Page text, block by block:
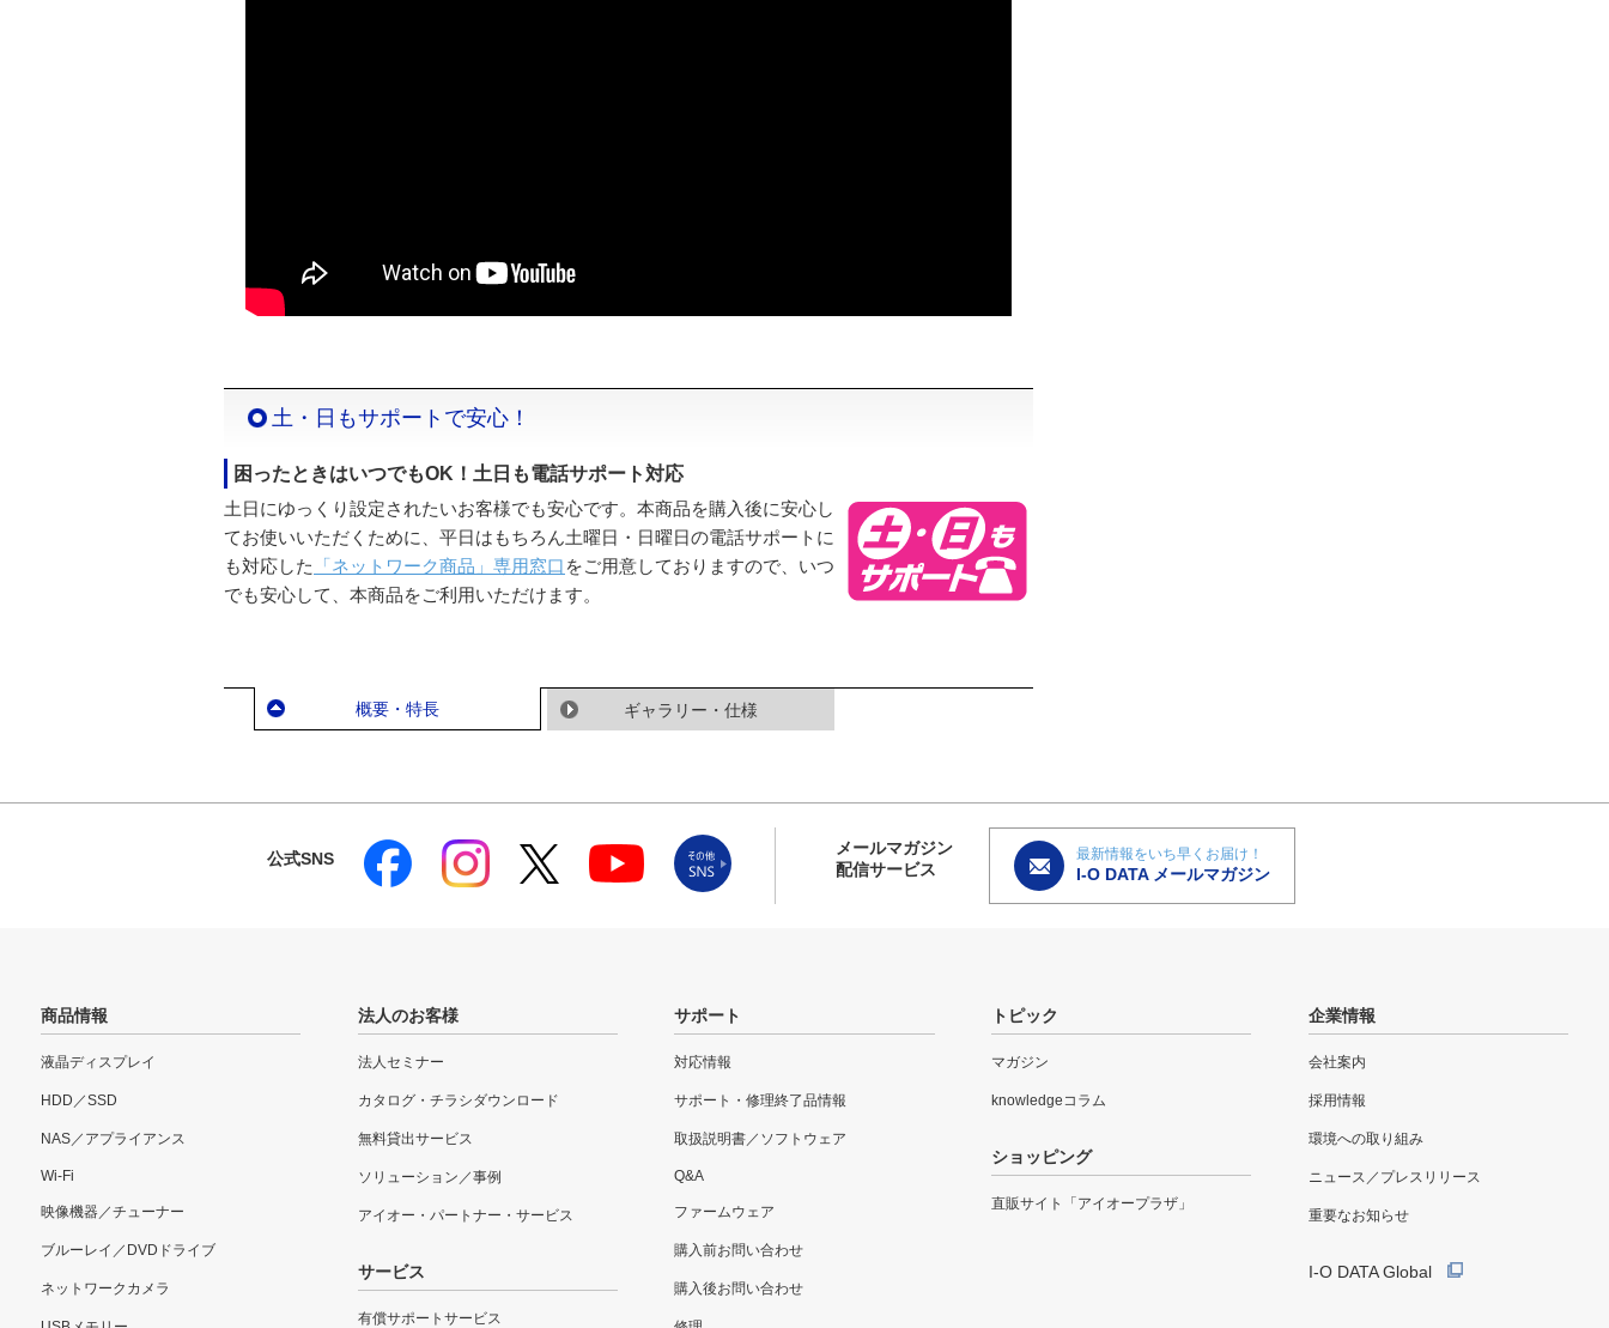
土・日もサポートで安心！
困ったときはいつでもOK！土日も電話サポート対応
土日にゆっくり設定されたいお客様でも安心です。本商品を購入後に安心し
てお使いいただくために、平日はもちろん土曜日・日曜日の電話サポートに
も対応した
「ネットワーク商品」専用窓口 をご用意しておりますので、いつ
でも安心して、本商品をご利用いただけます。
概要・特長 ギャラリー・仕様
公式SNS
メールマガジン
配信サービス
最新情報をいち早くお届け！
I-O DATA メールマガジン
商品情報
液晶ディスプレイ
HDD／SSD
NAS／アプライアンス
Wi-Fi
映像機器／チューナー
ブルーレイ／DVDドライブ
ネットワークカメラ
法人のお客様
法人セミナー
カタログ・チラシダウンロード
無料貸出サービス
ソリューション／事例
アイオー・パートナー・サービス
サービス
有償サポートサービス
サポート
対応情報
サポート・修理終了品情報
取扱説明書／ソフトウェア
Q&A
ファームウェア
購入前お問い合わせ
購入後お問い合わせ
トピック
マガジン
knowledgeコラム
ショッピング
直販サイト「アイオープラザ」
企業情報
会社案内
採用情報
環境への取り組み
ニュース／プレスリリース
重要なお知らせ
I-O DATA Global